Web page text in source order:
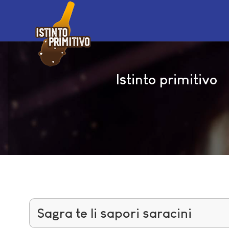
Istinto primitivo
Sagra te li sapori saracini